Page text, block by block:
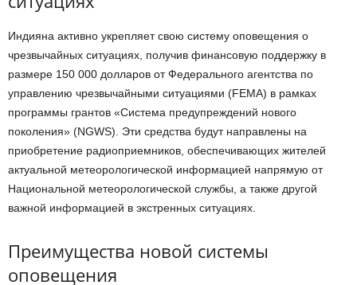
Индияна активно укрепляет свою систему оповещения о
чрезвычайных ситуациях, получив финансовую поддержку в
размере 150 000 долларов от Федерального агентства по
управлению чрезвычайными ситуациями (FEMA) в рамках
программы грантов «Система предупреждений нового
поколения» (NGWS). Эти средства будут направлены на
приобретение радиоприемников, обеспечивающих жителей
актуальной метеорологической информацией напрямую от
Национальной метеорологической службы, а также другой
важной информацией в экстренных ситуациях.
Преимущества новой системы
оповещения